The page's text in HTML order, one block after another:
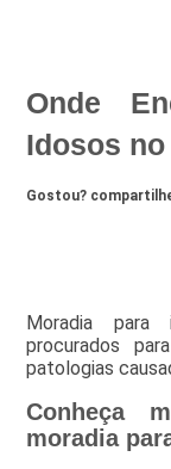
Onde
Idosos
Gostou?
Moradia para
procurados
patologias
Conheça
moradia